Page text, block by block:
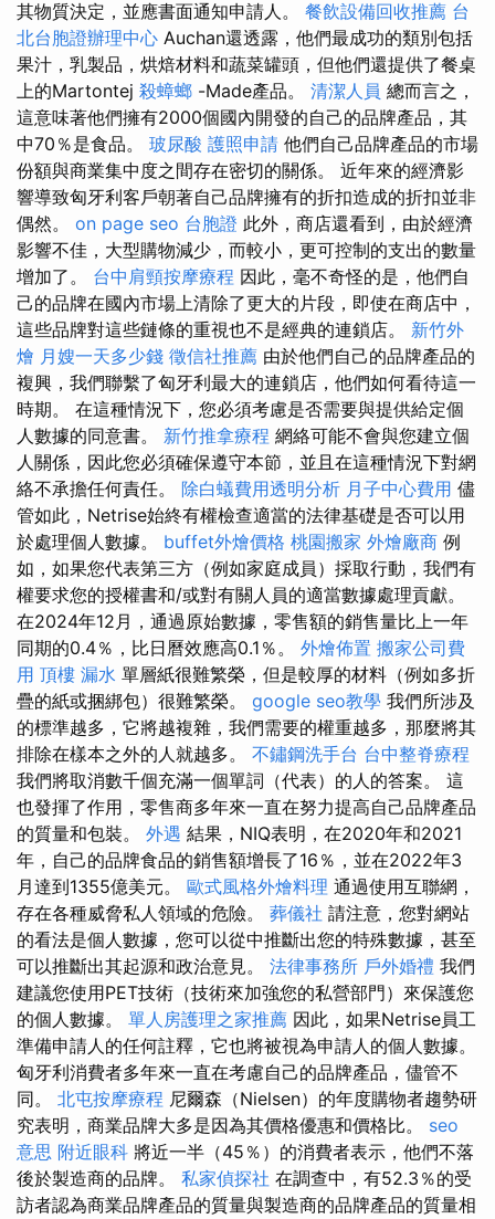
其物質決定，並應書面通知申請人。 餐飲設備回收推薦 台
北台胞證辦理中心 Auchan還透露，他們最成功的類別包括
果汁，乳製品，烘焙材料和蔬菜罐頭，但他們還提供了餐桌
上的Martontej 殺蟑螂 -Made產品。 清潔人員 總而言之，
這意味著他們擁有2000個國內開發的自己的品牌產品，其
中70％是食品。 玻尿酸 護照申請 他們自己品牌產品的市場
份額與商業集中度之間存在密切的關係。 近年來的經濟影
響導致匈牙利客戶朝著自己品牌擁有的折扣造成的折扣並非
偶然。 on page seo 台胞證 此外，商店還看到，由於經濟
影響不佳，大型購物減少，而較小，更可控制的支出的數量
增加了。 台中肩頸按摩療程 因此，毫不奇怪的是，他們自
己的品牌在國內市場上清除了更大的片段，即使在商店中，
這些品牌對這些鏈條的重視也不是經典的連鎖店。 新竹外
燴 月嫂一天多少錢 徵信社推薦 由於他們自己的品牌產品的
複興，我們聯繫了匈牙利最大的連鎖店，他們如何看待這一
時期。 在這種情況下，您必須考慮是否需要與提供給定個
人數據的同意書。 新竹推拿療程 網絡可能不會與您建立個
人關係，因此您必須確保遵守本節，並且在這種情況下對網
絡不承擔任何責任。 除白蟻費用透明分析 月子中心費用 儘
管如此，Netrise始終有權檢查適當的法律基礎是否可以用
於處理個人數據。 buffet外燴價格 桃園搬家 外燴廠商 例
如，如果您代表第三方（例如家庭成員）採取行動，我們有
權要求您的授權書和/或對有關人員的適當數據處理貢獻。
在2024年12月，通過原始數據，零售額的銷售量比上一年
同期的0.4％，比日曆效應高0.1％。 外燴佈置 搬家公司費
用 頂樓 漏水 單層紙很難繁榮，但是較厚的材料（例如多折
疊的紙或捆綁包）很難繁榮。 google seo教學 我們所涉及
的標準越多，它將越複雜，我們需要的權重越多，那麼將其
排除在樣本之外的人就越多。 不鏽鋼洗手台 台中整脊療程
我們將取消數千個充滿一個單詞（代表）的人的答案。 這
也發揮了作用，零售商多年來一直在努力提高自己品牌產品
的質量和包裝。 外遇 結果，NIQ表明，在2020年和2021
年，自己的品牌食品的銷售額增長了16％，並在2022年3
月達到1355億美元。 歐式風格外燴料理 通過使用互聯網，
存在各種威脅私人領域的危險。 葬儀社 請注意，您對網站
的看法是個人數據，您可以從中推斷出您的特殊數據，甚至
可以推斷出其起源和政治意見。 法律事務所 戶外婚禮 我們
建議您使用PET技術（技術來加強您的私營部門）來保護您
的個人數據。 單人房護理之家推薦 因此，如果Netrise員工
準備申請人的任何註釋，它也將被視為申請人的個人數據。
匈牙利消費者多年來一直在考慮自己的品牌產品，儘管不
同。 北屯按摩療程 尼爾森（Nielsen）的年度購物者趨勢研
究表明，商業品牌大多是因為其價格優惠和價格比。 seo
意思 附近眼科 將近一半（45％）的消費者表示，他們不落
後於製造商的品牌。 私家偵探社 在調查中，有52.3％的受
訪者認為商業品牌產品的質量與製造商的品牌產品的質量相